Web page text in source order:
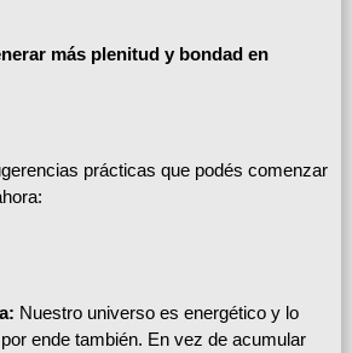
más plenitud y bondad en
prácticas que podés comenzar
Nuestro universo es energético y lo
ende también. En vez de acumular